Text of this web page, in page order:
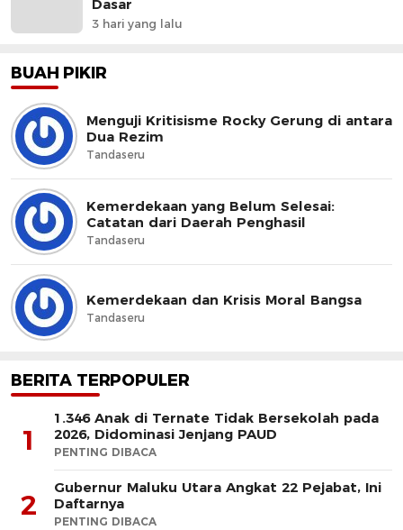
Dasar
3 hari yang lalu
BUAH PIKIR
Menguji Kritisisme Rocky Gerung di antara
Dua Rezim
Tandaseru
Kemerdekaan yang Belum Selesai:
Catatan dari Daerah Penghasil
Tandaseru
Kemerdekaan dan Krisis Moral Bangsa
Tandaseru
BERITA TERPOPULER
1
1.346 Anak di Ternate Tidak Bersekolah pada
2026, Didominasi Jenjang PAUD
PENTING DIBACA
2
Gubernur Maluku Utara Angkat 22 Pejabat, Ini
Daftarnya
PENTING DIBACA